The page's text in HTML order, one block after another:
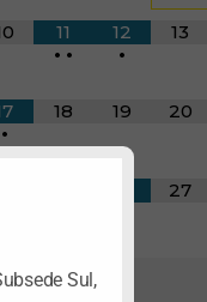
11
• •
12
•
13
•
18 19 20
27
Sul,